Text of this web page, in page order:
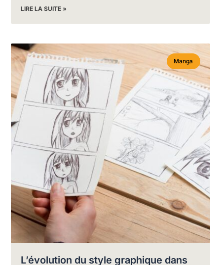
LIRE LA SUITE »
Manga
L’évolution du style graphique dans